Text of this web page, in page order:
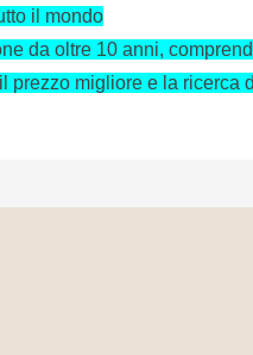
il mondo
da oltre 10 anni,
prezzo migliore e la ricerca